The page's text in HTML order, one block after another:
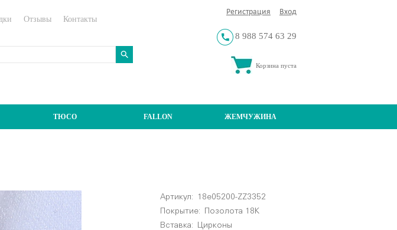
Регистрация Вход
8 988 574 63 29
Корзина пуста
Отзывы Контакты
ТЮСО FALLON ЖЕМЧУЖИНА
Артикул:
18e05200-ZZ3352
Покрытие: Позолота 18К
Вставка: Цирконы